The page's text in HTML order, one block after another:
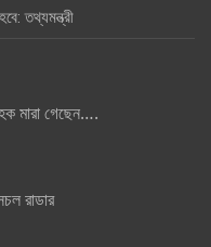
তথ্যমন্ত্রী
মারা গেছেন….
রাডার